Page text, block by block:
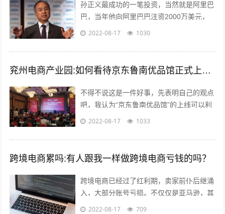
孙正义最成功的一笔投资，当然就是阿里巴
巴，当年他向阿里巴巴注资2000万美元，
最后换来了240亿美金的回报，成为一段佳
2022-08-17 1030
兖州电商产业园:如何看待京东鲁南优品馆正式上线这件事？
不得不说这是一件好事，先表明自己的观点
吧，我认为“京东鲁南优品馆”的上线可以利
用电商的优势与渠道帮助当地的一些特产品
2022-08-17 1033
跨境电商累吗:有人跟我一样做跨境电商亏钱的吗？
跨境电商已经过了红利期，卖家前仆后继涌
入，大部分账号亏损。不仅仅是亚马逊，其
他平台速卖通 ebay wish等也是如此。 前几
2022-08-17 709